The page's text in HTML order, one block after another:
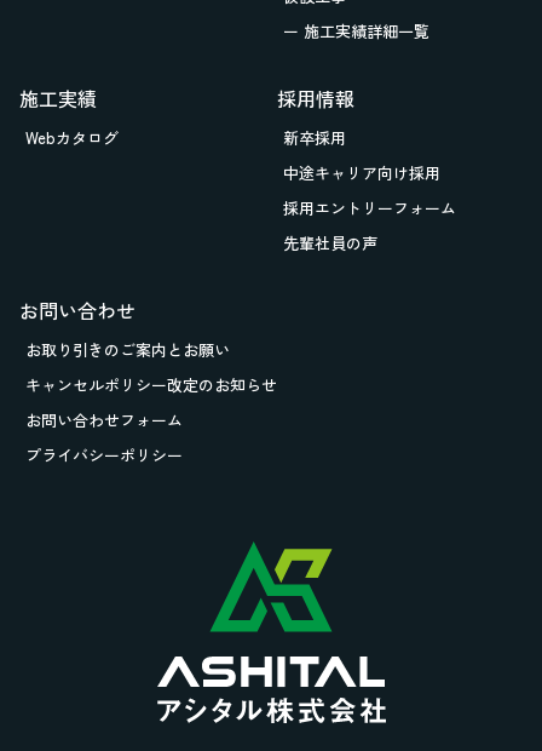
ー 施工実績詳細一覧
施工実績
Webカタログ
採用情報
新卒採用
中途キャリア向け採用
採用エントリーフォーム
先輩社員の声
お問い合わせ
お取り引きのご案内とお願い
キャンセルポリシー改定のお知らせ
お問い合わせフォーム
プライバシーポリシー